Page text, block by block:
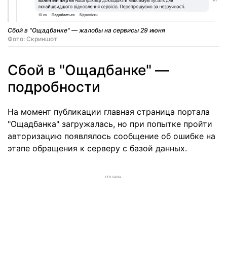
Сбой в "Ощадбанке" — жалобы на сервисы 29 июня
Фото: Скриншот
Сбой в "Ощадбанке" —
подробности
На момент публикации главная страница портала
"Ощадбанка" загружалась, но при попытке пройти
авторизацию появлялось сообщение об ошибке на
этапе обращения к серверу с базой данных.
РЕКЛАМА